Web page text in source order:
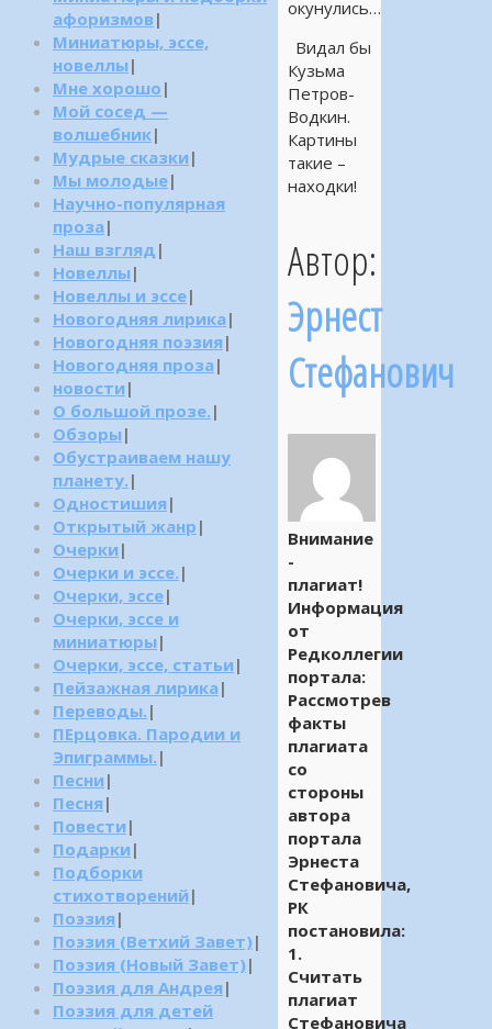
окунулись…
Видал бы
Кузьма
Петров-
Водкин.
Картины
такие –
находки!
Автор:
Эрнест
Стефанович
Внимание
-
плагиат!
Информация
от
Редколлегии
портала:
Рассмотрев
факты
плагиата
со
стороны
автора
портала
Эрнеста
Стефановича,
РК
постановила:
1.
Считать
плагиат
Стефановича
афоризмов |
Миниатюры, эссе,
новеллы |
Мне хорошо |
Мой сосед —
волшебник|
Мудрые сказки |
Мы молодые|
Научно-популярная
проза |
Наш взгляд |
Новеллы |
Новеллы и эссе|
Новогодняя лирика |
Новогодняя поэзия |
Новогодняя проза |
новости |
О большой прозе. |
Обзоры |
Обустраиваем нашу
планету. |
Одностишия |
Открытый жанр |
Очерки |
Очерки и эссе. |
Очерки, эссе|
Очерки, эссе и
миниатюры |
Очерки, эссе, статьи |
Пейзажная лирика |
Переводы. |
ПЕрцовка. Пародии и
Эпиграммы. |
Песни |
Песня |
Повести |
Подарки |
Подборки
стихотворений |
Поэзия |
Поэзия (Ветхий Завет) |
Поэзия (Новый Завет) |
Поэзия для Андрея |
Поэзия для детей